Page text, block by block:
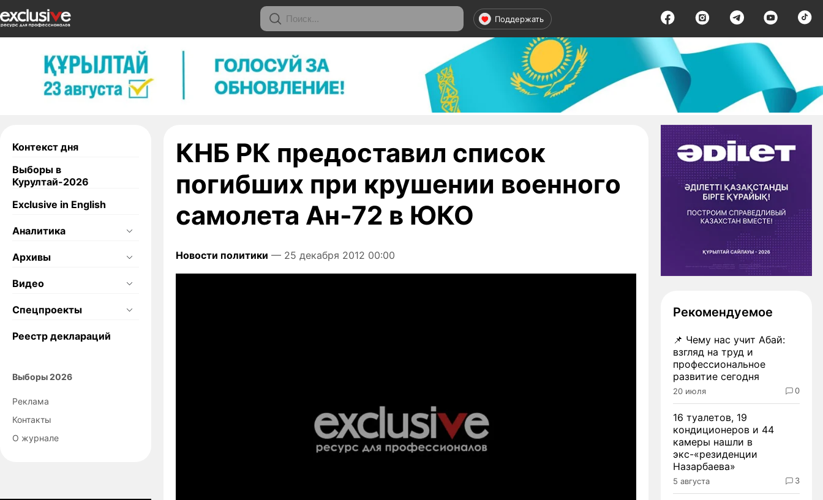
Поддержать
Контекст дня
Выборы в
Курултай-2026
Exclusive in English
Аналитика
Архивы
Видео
Спецпроекты
Реестр деклараций
Выборы 2026
Реклама
Контакты
О журнале
КНБ РК предоставил список
погибших при крушении военного
самолета Ан-72 в ЮКО
Новости политики — 25 декабря 2012 00:00
Рекомендуемое
📌 Чему нас учит Абай:
взгляд на труд и
профессиональное
развитие сегодня
20 июля 0
16 туалетов, 19
кондиционеров и 44
камеры нашли в
экс-«резиденции
Назарбаева»
5 августа 3